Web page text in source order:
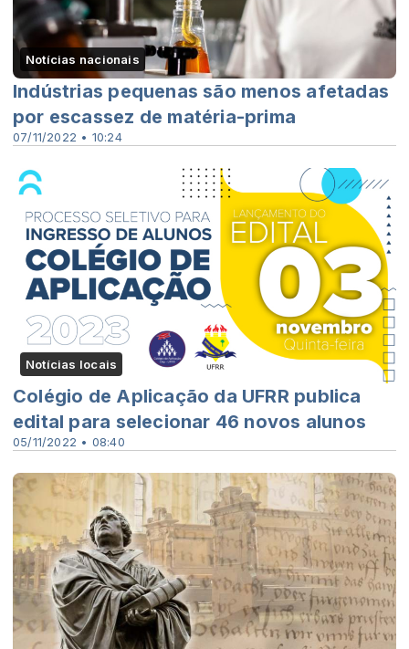
Notícias nacionais
07/11/2022 • 10:24
Indústrias pequenas são menos afetadas
por escassez de matéria-prima
Notícias locais
05/11/2022 • 08:40
Colégio de Aplicação da UFRR publica
edital para selecionar 46 novos alunos